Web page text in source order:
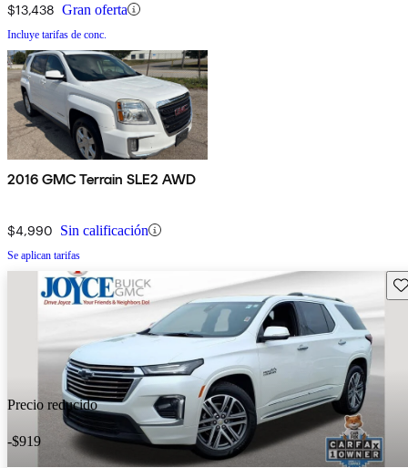
$13,438 Gran oferta
Incluye tarifas de conc.
2016 GMC Terrain SLE2 AWD
$4,990 Sin calificación
Se aplican tarifas
Precio reducido
-$919